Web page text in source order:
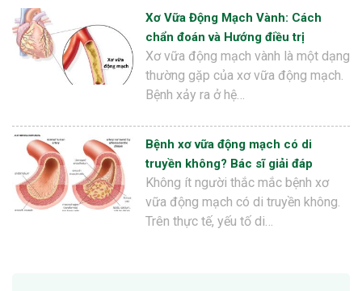
Xơ Vữa Động Mạch Vành: Cách
chẩn đoán và Hướng điều trị
Xơ vữa động mạch vành là một dạng
thường gặp của xơ vữa động mạch.
Bệnh xảy ra ở hệ…
Bệnh xơ vữa động mạch có di
truyền không? Bác sĩ giải đáp
Không ít người thắc mắc bệnh xơ
vữa động mạch có di truyền không.
Trên thực tế, yếu tố di…